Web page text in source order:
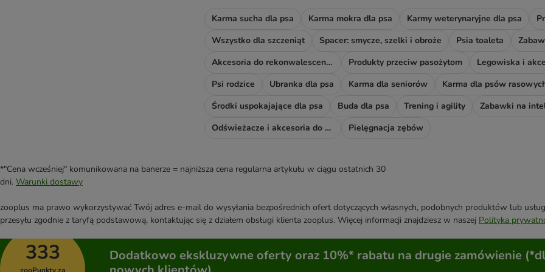
Fleischeslust
Forthglade
Forza10
Friskies
GranataPet
Grau
Karma sucha dla psa Karma mokra dla psa Karmy weterynaryjne dla psa
Wszystko dla szczeniąt
Spacer: smycze, szelki i obroże Psia toaleta
Akcesoria do rekonwalescencji
Produkty przeciw pasożytom
Legowiska i
Psi rodzice
Ubranka dla psa Karma dla seniorów
Karma dla psów
Środki uspokajające dla psa
Buda dla psa Trening i agility
Zabawki na
Odświeżacze i akcesoria do sprzątania
Pielęgnacja zębów
*"Cena wcześniej" komunikowana na banerze = najniższa cena regularna artykułu w ciągu ostatnich 30
dni. Warunki dostawy
zooplus ma prawo wykorzystywać Twój adres e-mail do wysyłania bezpośrednich ofert dotyczących własnych, podobnych produktów lub
przesyłu zgodnie z taryfą podstawową, kontaktując się z działem obsługi klienta zooplus. Więcej informacji znajdziesz w naszej Polityka
333
Dodatkowo ekskluzywne oferty oraz 10%* rabatu na drugie zamówienie